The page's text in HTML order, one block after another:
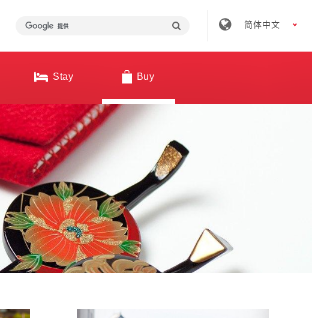
简体中文
Stay Buy